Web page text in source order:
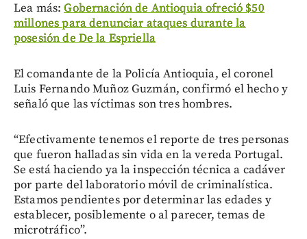
Lea más:Gobernación de Antioquia ofreció $50
millones para denunciar ataques durante la
posesión de De la Espriella
El comandante de la Policía Antioquia, el coronel
Luis Fernando Muñoz Guzmán, confirmó el hecho y
señaló que las víctimas son tres hombres.
“Efectivamente tenemos el reporte de tres personas
que fueron halladas sin vida en la vereda Portugal.
Se está haciendo ya la inspección técnica a cadáver
por parte del laboratorio móvil de criminalística.
Estamos pendientes por determinar las edades y
establecer, posiblemente o al parecer, temas de
microtráfico”.